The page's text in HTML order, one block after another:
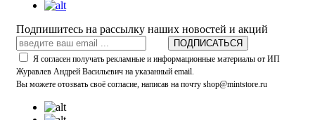
Подпишитесь на рассылку наших новостей и акций
ПОДПИСАТЬСЯ
Я согласен получать рекламные и информационные материалы от ИП
Журавлев Андрей Васильевич на указанный email.
Вы можете отозвать своё согласие, написав на почту shop@mintstore.ru